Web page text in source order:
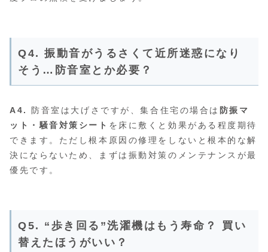
Q4. 振動音がうるさくて近所迷惑になり
そう…防音室とか必要？
A4. 防音室は大げさですが、集合住宅の場合は 防振マ
ット・騒音対策シート を床に敷くと効果がある程度期待
できます。ただし根本原因の修理をしないと根本的な解
決にならないため、まずは振動対策のメンテナンスが最
優先です。
Q5. “歩き回る”洗濯機はもう寿命？ 買い
替えたほうがいい？